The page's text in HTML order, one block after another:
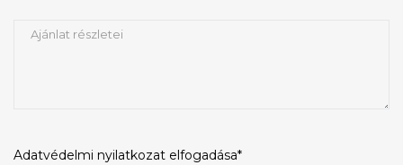
Adatvédelmi nyilatkozat elfogadása*